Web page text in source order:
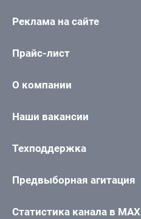
Реклама на сайте
Прайс-лист
О компании
Наши вакансии
Техподдержка
Предвыборная агитация
Статистика канала в MAX